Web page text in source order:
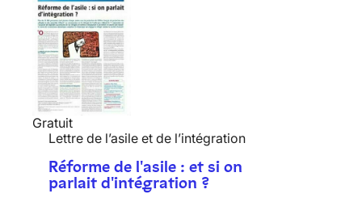
Gratuit
Lettre de l’asile et de l’intégration
Réforme de l'asile : et si on
parlait d'intégration ?